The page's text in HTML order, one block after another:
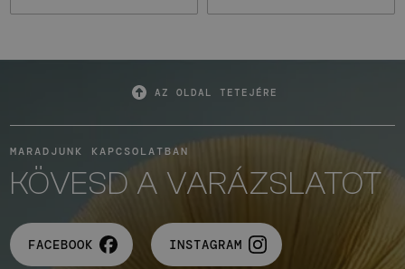
AZ OLDAL TETEJÉRE
MARADJUNK KAPCSOLATBAN
KÖVESD A VARÁZSLATOT
FACEBOOK INSTAGRAM